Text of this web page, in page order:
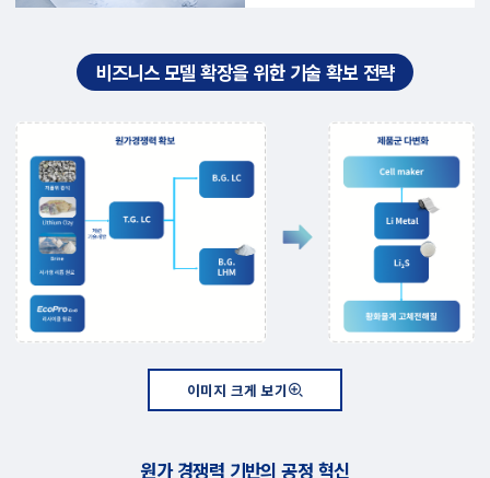
비즈니스 모델 확장을 위한 기술 확보 전략
이미지 크게 보기
원가 경쟁력 기반의 공정 혁신